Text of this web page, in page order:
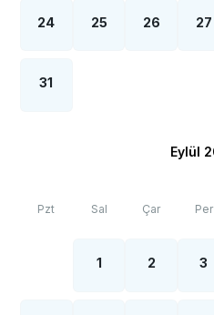
24 25 26 27
31
Eylül
Pzt Sal Çar Per
1 2 3